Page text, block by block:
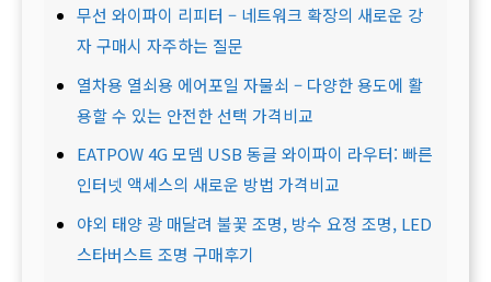
무선 와이파이 리피터 – 네트워크 확장의 새로운 강
자 구매시 자주하는 질문
열차용 열쇠용 에어포일 자물쇠 – 다양한 용도에 활
용할 수 있는 안전한 선택 가격비교
EATPOW 4G 모뎀 USB 동글 와이파이 라우터: 빠른
인터넷 액세스의 새로운 방법 가격비교
야외 태양 광 매달려 불꽃 조명, 방수 요정 조명, LED
스타버스트 조명 구매후기